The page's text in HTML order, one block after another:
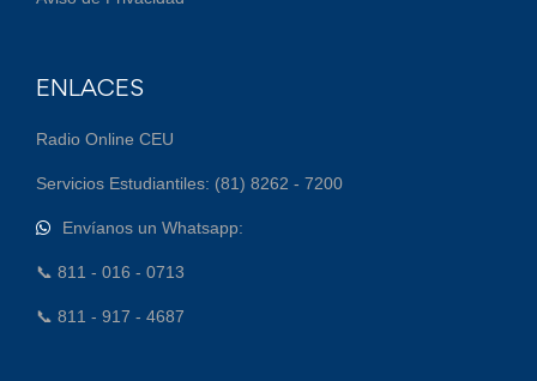
ENLACES
Radio Online CEU
Servicios Estudiantiles: (81) 8262 - 7200
Envíanos un Whatsapp:
📞 811 - 016 - 0713
📞 811 - 917 - 4687